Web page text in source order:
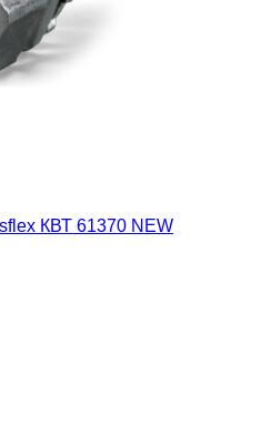
КВТ 61370 NEW